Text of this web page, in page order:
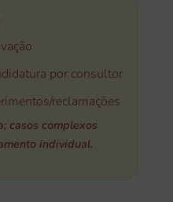
por consultor
reclamações
casos complexos
individual.